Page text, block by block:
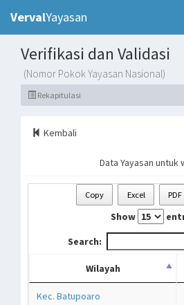
VervalYayasan
Verifikasi dan Validasi
(Nomor Pokok Yayasan Nasional)
Rekapitulasi
Kembali
Data Yayasan untuk
Copy Excel PDF
Show
Search:
Wilayah
Kec. Batupoaro